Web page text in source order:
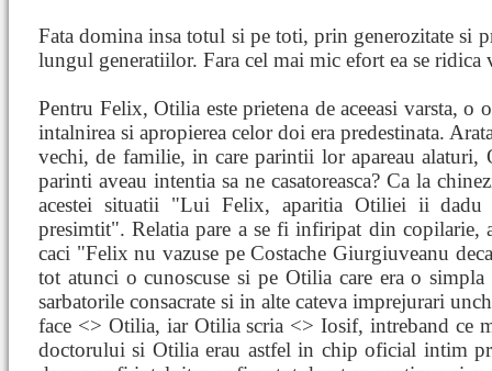
Fata domina insa totul si pe toti, prin generozitate si
lungul generatiilor. Fara cel mai mic efort ea se
Pentru Felix, Otilia este prietena de aceeasi varsta, o
intalnirea si apropierea celor doi era predestinata.
vechi, de familie, in care parintii lor apareau
parinti aveau intentia sa ne casatoreasca? Ca la
acestei situatii "Lui Felix, aparitia Otiliei ii
presimtit". Relatia pare a se fi infiripat din copilarie,
caci "Felix nu vazuse pe Costache Giurgiuveanu
tot atunci o cunoscuse si pe Otilia care era o
sarbatorile consacrate si in alte cateva imprejurari
face <> Otilia, iar Otilia scria <> Iosif, intreband ce
doctorului si Otilia erau astfel in chip oficial intim